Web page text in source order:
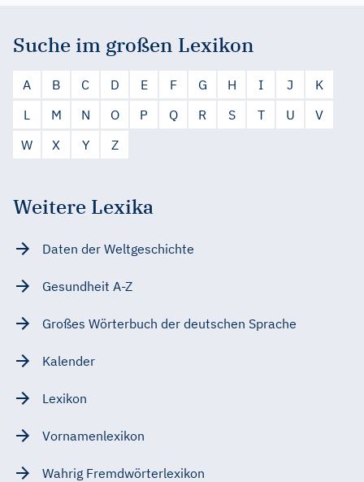
Suche im großen Lexikon
A B C D E F G H I J
K
L
M N O P Q R S T U
V
W
X Y Z
Weitere Lexika
Daten der Weltgeschichte
Gesundheit A-Z
Großes Wörterbuch der deutschen Sprache
Kalender
Lexikon
Vornamenlexikon
Wahrig Fremdwörterlexikon